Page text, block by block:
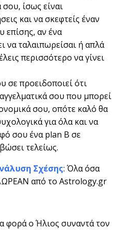
ίσως είναι
και να σκεφτείς έναν
αν ένα
να ταλαιπωρείσαι ή απλά
περισσότερο να γίνει
σε προειδοποιεί ότι
σου που μπορεί
σου, οπότε καλό θα
για όλα και να
σου ένα plan Β σε
τελείως.
Σχέσης: Όλα όσα
από το Astrology.gr
φορά ο Ήλιος συναντά τον